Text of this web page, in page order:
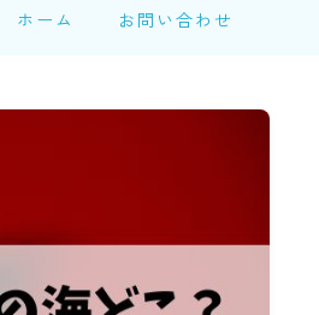
ホーム お問い合わせ